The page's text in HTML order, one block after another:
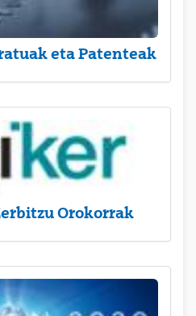
eta Patenteak
Orokorrak